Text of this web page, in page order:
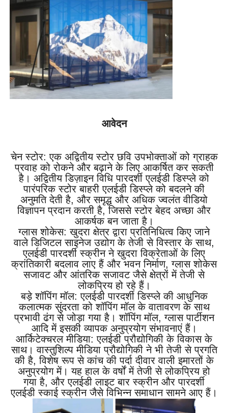
आवेदन
चेन स्टोर: एक अद्वितीय स्टोर छवि उपभोक्ताओं को ग्राहक
प्रवाह को रोकने और बढ़ाने के लिए आकर्षित कर सकती
है। अद्वितीय डिज़ाइन विधि पारदर्शी एलईडी डिस्प्ले को
पारंपरिक स्टोर बाहरी एलईडी डिस्प्ले को बदलने की
अनुमति देती है, और समृद्ध और अधिक ज्वलंत वीडियो
विज्ञापन प्रदान करती है, जिससे स्टोर बेहद अच्छा और
आकर्षक बन जाता है।
ग्लास शोकेस: खुदरा क्षेत्र द्वारा प्रतिनिधित्व किए जाने
वाले डिजिटल साइनेज उद्योग के तेजी से विस्तार के साथ,
एलईडी पारदर्शी स्क्रीन ने खुदरा विक्रेताओं के लिए
क्रांतिकारी बदलाव लाए हैं और भवन निर्माण, ग्लास शोकेस
सजावट और आंतरिक सजावट जैसे क्षेत्रों में तेजी से
लोकप्रिय हो रहे हैं।
बड़े शॉपिंग मॉल: एलईडी पारदर्शी डिस्प्ले की आधुनिक
कलात्मक सुंदरता को शॉपिंग मॉल के वातावरण के साथ
प्रभावी ढंग से जोड़ा गया है। शॉपिंग मॉल, ग्लास पार्टीशन
आदि में इसकी व्यापक अनुप्रयोग संभावनाएं हैं।
आर्किटेक्चरल मीडिया: एलईडी प्रौद्योगिकी के विकास के
साथ। वास्तुशिल्प मीडिया प्रौद्योगिकी ने भी तेजी से प्रगति
की है, विशेष रूप से कांच की पर्दा दीवार वाली इमारतों के
अनुप्रयोग में। यह हाल के वर्षों में तेजी से लोकप्रिय हो
गया है, और एलईडी लाइट बार स्क्रीन और पारदर्शी
एलईडी स्काई स्क्रीन जैसे विभिन्न समाधान सामने आए हैं।